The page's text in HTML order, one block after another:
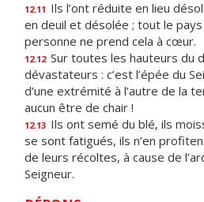
12.11 Ils l’ont réduite en lieu
en deuil et désolée ; tout le
personne ne prend cela à cœur.
12.12 Sur toutes les hauteurs du
dévastateurs : c’est l’épée du
d’une extrémité à l’autre de la
aucun être de chair !
12.13 Ils ont semé du blé, ils
se sont fatigués, ils n’en
de leurs récoltes, à cause de
Seigneur.